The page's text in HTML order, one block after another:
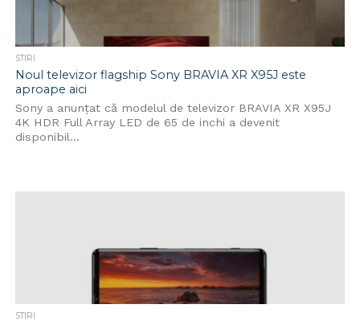
STIRI
Noul televizor flagship Sony BRAVIA XR X95J este
aproape aici
Sony a anunțat că modelul de televizor BRAVIA XR X95J
4K HDR Full Array LED de 65 de inchi a devenit
disponibil...
STIRI